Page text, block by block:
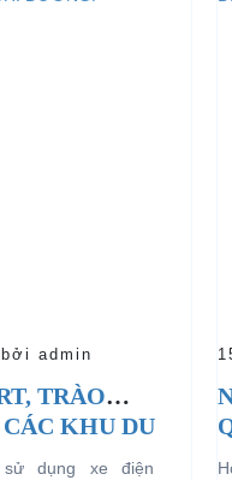
admin
TRÀO
KHU DU
dụng xe điện